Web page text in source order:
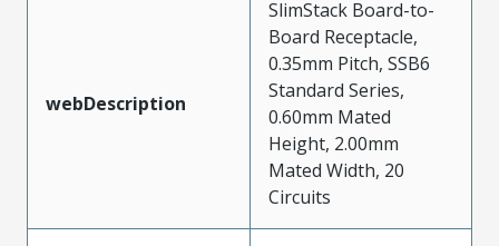
webDescription
SlimStack Board-to-
Board Receptacle,
0.35mm Pitch, SSB6
Standard Series,
0.60mm Mated
Height, 2.00mm
Mated Width, 20
Circuits